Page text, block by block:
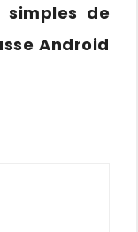
simples de
Android